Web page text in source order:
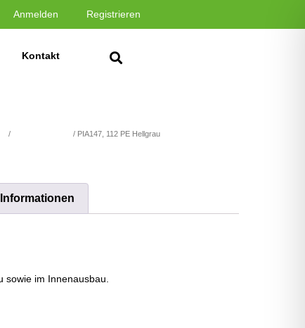
Anmelden Registrieren
Kontakt
/ / PIA147, 112 PE Hellgrau
sowie im Innenausbau.